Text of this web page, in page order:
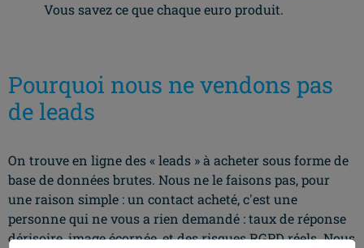
Vous savez ce que chaque euro produit.
Pourquoi nous ne vendons pas
de leads
On trouve en ligne des « leads » à acheter sous forme de
base de données brutes. Nous ne le faisons pas, pour
une raison simple : un contact acheté, c'est une
personne qui ne vous a rien demandé : taux de réponse
dérisoire, image écornée, et des risques RGPD réels. Nous